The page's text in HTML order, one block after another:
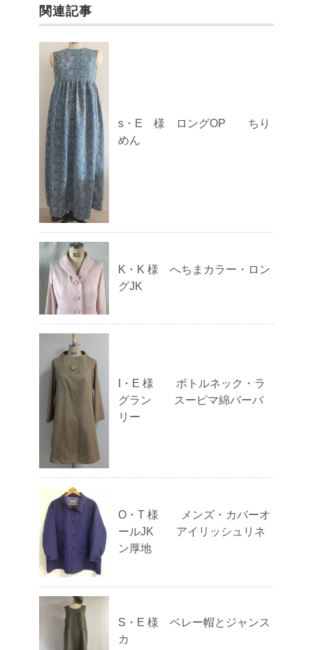
関連記事
s・E 様 ロングOP ちり
めん
K・K 様 へちまカラー・ロン
グJK
I・E 様 ボトルネック・ラ
グラン スーピマ綿バーバ
リー
O・T 様 メンズ・カバーオ
ールJK アイリッシュリネ
ン厚地
S・E 様 ベレー帽とジャンス
カ